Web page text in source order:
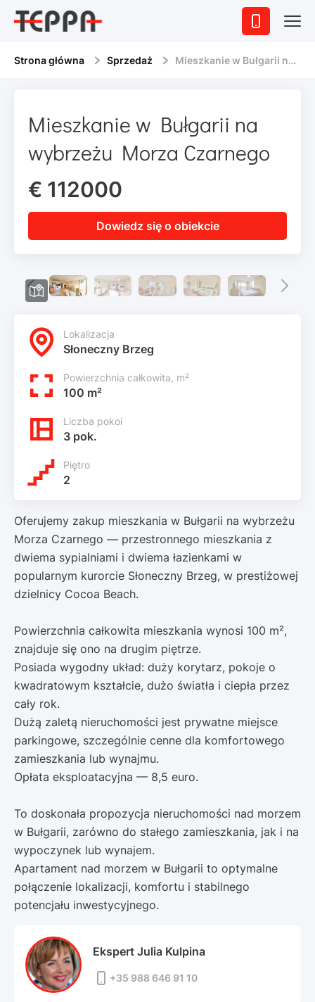
Strona główna Sprzedaż Mieszkanie w Bułgarii na wybrzeżu Morza Czarnego
Mieszkanie w Bułgarii na
wybrzeżu Morza Czarnego
€ 112000
Dowiedz się o obiekcie
Lokalizacja
Słoneczny Brzeg
Powierzchnia całkowita, m²
100 m²
Liczba pokoi
3 pok.
Piętro
2
Oferujemy zakup mieszkania w Bułgarii na wybrzeżu
Morza Czarnego — przestronnego mieszkania z
dwiema sypialniami i dwiema łazienkami w
popularnym kurorcie Słoneczny Brzeg, w prestiżowej
dzielnicy Cocoa Beach.
Powierzchnia całkowita mieszkania wynosi 100 m²,
znajduje się ono na drugim piętrze.
Posiada wygodny układ: duży korytarz, pokoje o
kwadratowym kształcie, dużo światła i ciepła przez
cały rok.
Dużą zaletą nieruchomości jest prywatne miejsce
parkingowe, szczególnie cenne dla komfortowego
zamieszkania lub wynajmu.
Opłata eksploatacyjna — 8,5 euro.
To doskonała propozycja nieruchomości nad morzem
w Bułgarii, zarówno do stałego zamieszkania, jak i na
wypoczynek lub wynajem.
Apartament nad morzem w Bułgarii to optymalne
połączenie lokalizacji, komfortu i stabilnego
potencjału inwestycyjnego.
Ekspert Julia Kulpina
+35 988 646 91 10